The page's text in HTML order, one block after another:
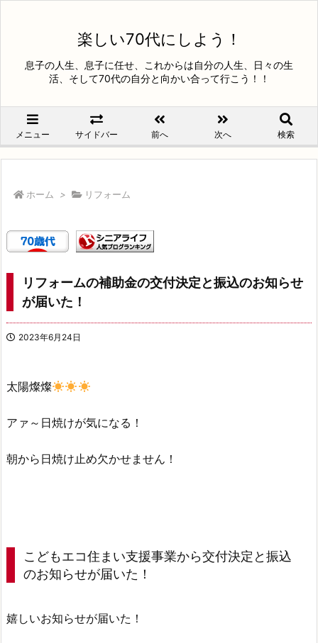
楽しい70代にしよう！
息子の人生、息子に任せ、これからは自分の人生、日々の生
活、そして70代の自分と向かい合って行こう！！
メニュー サイドバー 前へ 次へ 検索
ホーム > リフォーム
リフォームの補助金の交付決定と振込のお知らせ
が届いた！
2023年6月24日
太陽燦燦
アァ～日焼けが気になる！
朝から日焼け止め欠かせません！
こどもエコ住まい支援事業から交付決定と振込
のお知らせが届いた！
嬉しいお知らせが届いた！